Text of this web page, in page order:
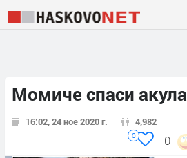
Момиче спаси акула
16:02, 24 ное 2020 г. 4,982
0
0